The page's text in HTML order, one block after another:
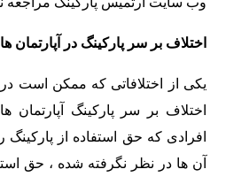
اختلاف بر سر پارکینگ در آپارتمان ها
یکی از اختلافاتی که ممکن است در
اختلاف بر سر پارکینگ آپارتمان
افرادی که حق استفاده از پارکینگ
آن ها در نظر نگرفته شده ، حق